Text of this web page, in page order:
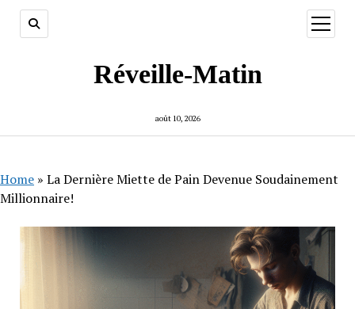
Réveille-Matin
août 10, 2026
ouvrir
menu
Home » La Dernière Miette de Pain Devenue Soudainement
Millionnaire!